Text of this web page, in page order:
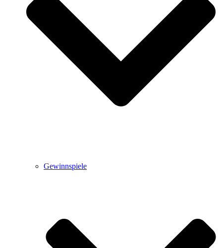
Gewinnspiele